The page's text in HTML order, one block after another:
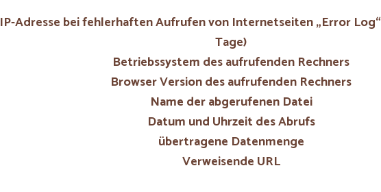
IP-Adresse bei fehlerhaften Aufrufen von Internetseiten „Error
Tage)
Betriebssystem des aufrufenden Rechners
Browser Version des aufrufenden Rechners
Name der abgerufenen Datei
Datum und Uhrzeit des Abrufs
übertragene Datenmenge
Verweisende URL